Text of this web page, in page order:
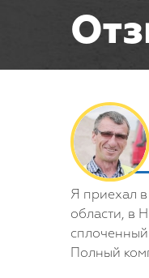
Я приехал
области, в
сплоченный
Полный